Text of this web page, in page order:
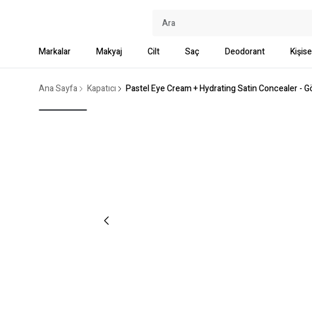
Markalar Makyaj Cilt Saç Deodorant
Ana Sayfa Kapatıcı Pastel Eye Cream + Hydrating Satin Concealer -